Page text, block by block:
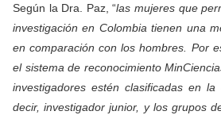
Según la Dra. Paz, “las mujeres que
investigación en Colombia tienen una
en comparación con los hombres. Por
el sistema de reconocimiento
investigadores estén clasificadas en
decir, investigador junior, y los grupos